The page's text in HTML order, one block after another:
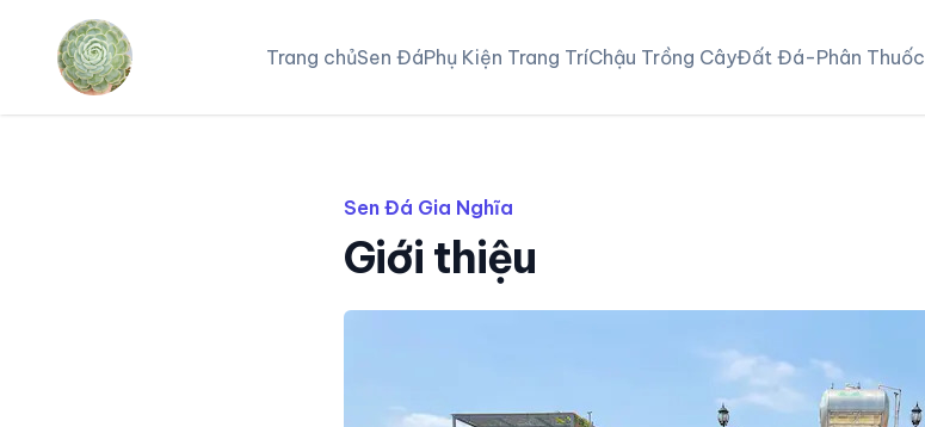
Trang chủSen ĐáPhụ Kiện Trang TríChậu Trồng CâyĐất Đá-Phân Thuốc
Sen Đá Gia Nghĩa
Giới thiệu